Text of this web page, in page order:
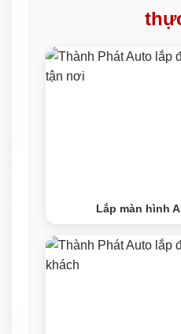
Lắp màn hình